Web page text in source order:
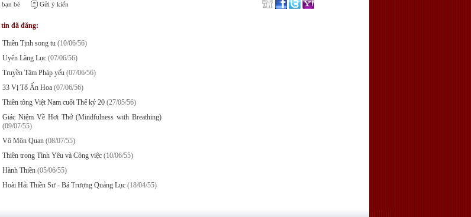
bè Gửi ý kiến
tin đã đăng:
Thiền Tịnh song tu (10/06/56)
Uyển Lăng Lục (07/06/56)
Truyền Tâm Pháp yếu (07/06/56)
33 Vị Tổ Ấn Hoa (07/06/56)
Thiền tông Việt Nam cuối Thế kỷ 20 (27/05/56)
Giác Niệm Về Hơi Thở (Mindfulness with Breathing)
(09/07/55)
Vô Môn Quan (08/07/55)
Thiền trong Tình Yêu và Công việc (10/06/55)
Hành Thiền (05/06/55)
Hoài Hải Thiền Sư - Bá Trượng Quảng Lục (18/04/55)